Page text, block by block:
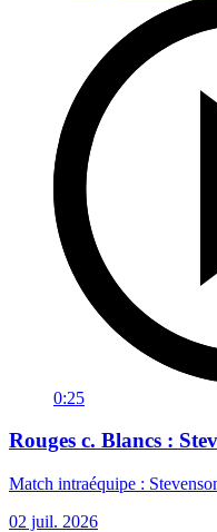
0:25
Rouges c. Blancs :
Match intraéquipe :
02 juil. 2026